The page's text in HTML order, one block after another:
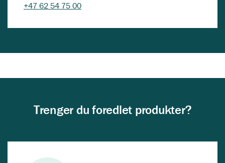
+47 62 54 75 00
Trenger du foredlet produkter?